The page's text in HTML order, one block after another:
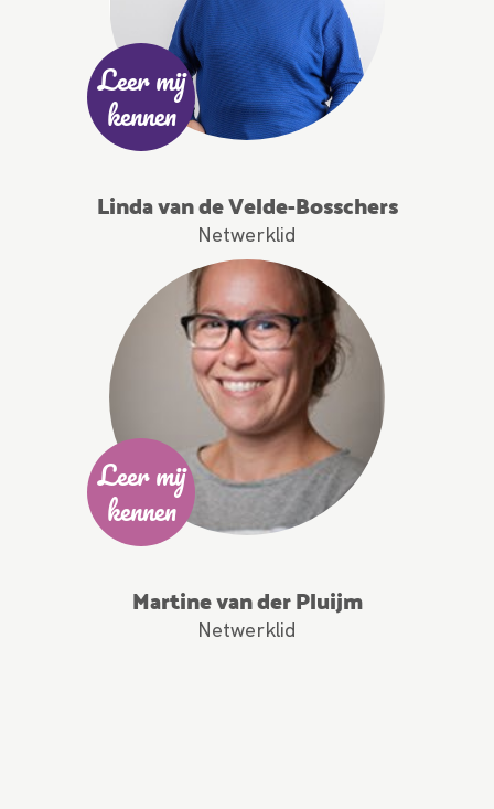
Leer mij
kennen
Linda van de Velde-Bosschers
Netwerklid
Leer mij
kennen
Martine van der Pluijm
Netwerklid